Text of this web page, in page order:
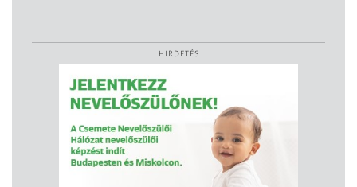
HIRDETÉS